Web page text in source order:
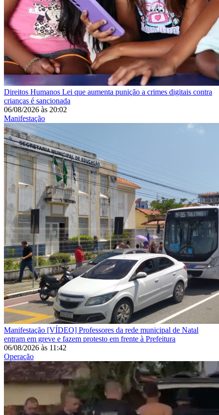
Direitos Humanos Lei que aumenta punição a crimes digitais contra
crianças é sancionada
06/08/2026 às 20:02
Manifestação
Manifestação [VÍDEO] Professores da rede municipal de Natal
entram em greve e fazem protesto em frente à Prefeitura
06/08/2026 às 11:42
Operação